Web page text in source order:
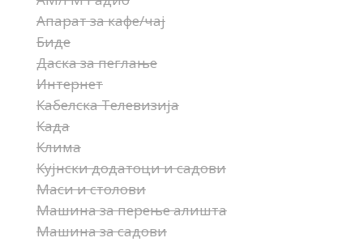
Апарат за кафе/чај
Биде
Даска за пеглање
Интернет
Кабелска Телевизија
Када
Клима
Кујнски додатоци и садови
Маси и столови
Машина за перење алишта
Машина за садови